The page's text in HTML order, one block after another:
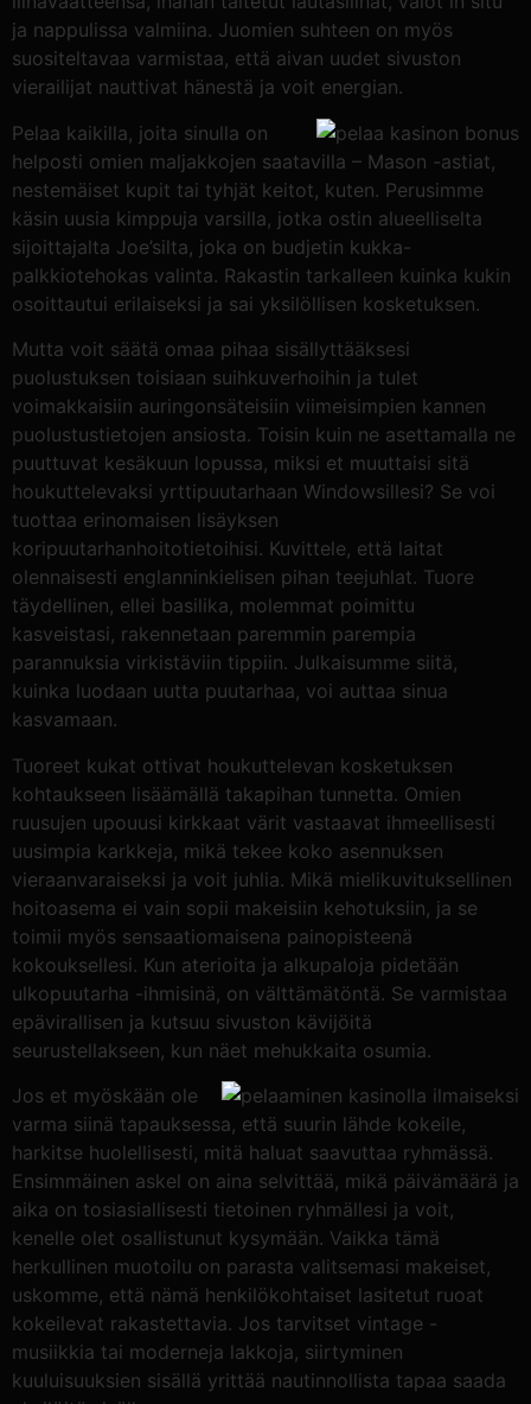
ja nappulissa valmiina. Juomien suhteen on myös
suositeltavaa varmistaa, että aivan uudet sivuston
vierailijat nauttivat hänestä ja voit energian.
Pelaa kaikilla, joita sinulla on
helposti omien maljakkojen saatavilla – Mason -astiat,
nestemäiset kupit tai tyhjät keitot, kuten. Perusimme
käsin uusia kimppuja varsilla, jotka ostin alueelliselta
sijoittajalta Joe’silta, joka on budjetin kukka-
palkkiotehokas valinta. Rakastin tarkalleen kuinka kukin
osoittautui erilaiseksi ja sai yksilöllisen kosketuksen.
Mutta voit säätä omaa pihaa sisällyttääksesi
puolustuksen toisiaan suihkuverhoihin ja tulet
voimakkaisiin auringonsäteisiin viimeisimpien kannen
puolustustietojen ansiosta. Toisin kuin ne asettamalla ne
puuttuvat kesäkuun lopussa, miksi et muuttaisi sitä
houkuttelevaksi yrttipuutarhaan Windowsillesi? Se voi
tuottaa erinomaisen lisäyksen
koripuutarhanhoitotietoihisi. Kuvittele, että laitat
olennaisesti englanninkielisen pihan teejuhlat. Tuore
täydellinen, ellei basilika, molemmat poimittu
kasveistasi, rakennetaan paremmin parempia
parannuksia virkistäviin tippiin. Julkaisumme siitä,
kuinka luodaan uutta puutarhaa, voi auttaa sinua
kasvamaan.
Tuoreet kukat ottivat houkuttelevan kosketuksen
kohtaukseen lisäämällä takapihan tunnetta. Omien
ruusujen upouusi kirkkaat värit vastaavat ihmeellisesti
uusimpia karkkeja, mikä tekee koko asennuksen
vieraanvaraiseksi ja voit juhlia. Mikä mielikuvituksellinen
hoitoasema ei vain sopii makeisiin kehotuksiin, ja se
toimii myös sensaatiomaisena painopisteenä
kokouksellesi. Kun aterioita ja alkupaloja pidetään
ulkopuutarha -ihmisinä, on välttämätöntä. Se varmistaa
epävirallisen ja kutsuu sivuston kävijöitä
seurustellakseen, kun näet mehukkaita osumia.
Jos et myöskään ole
varma siinä tapauksessa, että suurin lähde kokeile,
harkitse huolellisesti, mitä haluat saavuttaa ryhmässä.
Ensimmäinen askel on aina selvittää, mikä päivämäärä ja
aika on tosiasiallisesti tietoinen ryhmällesi ja voit,
kenelle olet osallistunut kysymään. Vaikka tämä
herkullinen muotoilu on parasta valitsemasi makeiset,
uskomme, että nämä henkilökohtaiset lasitetut ruoat
kokeilevat rakastettavia. Jos tarvitset vintage -
musiikkia tai moderneja lakkoja, siirtyminen
kuuluisuuksien sisällä yrittää nautinnollista tapaa saada